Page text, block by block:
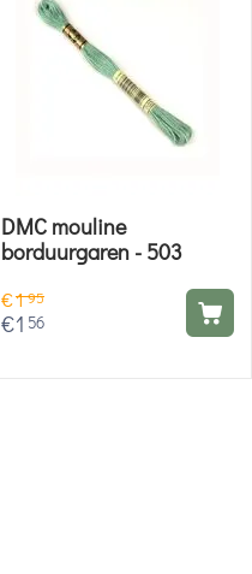
DMC mouline
borduurgaren - 503
€195
€1 56